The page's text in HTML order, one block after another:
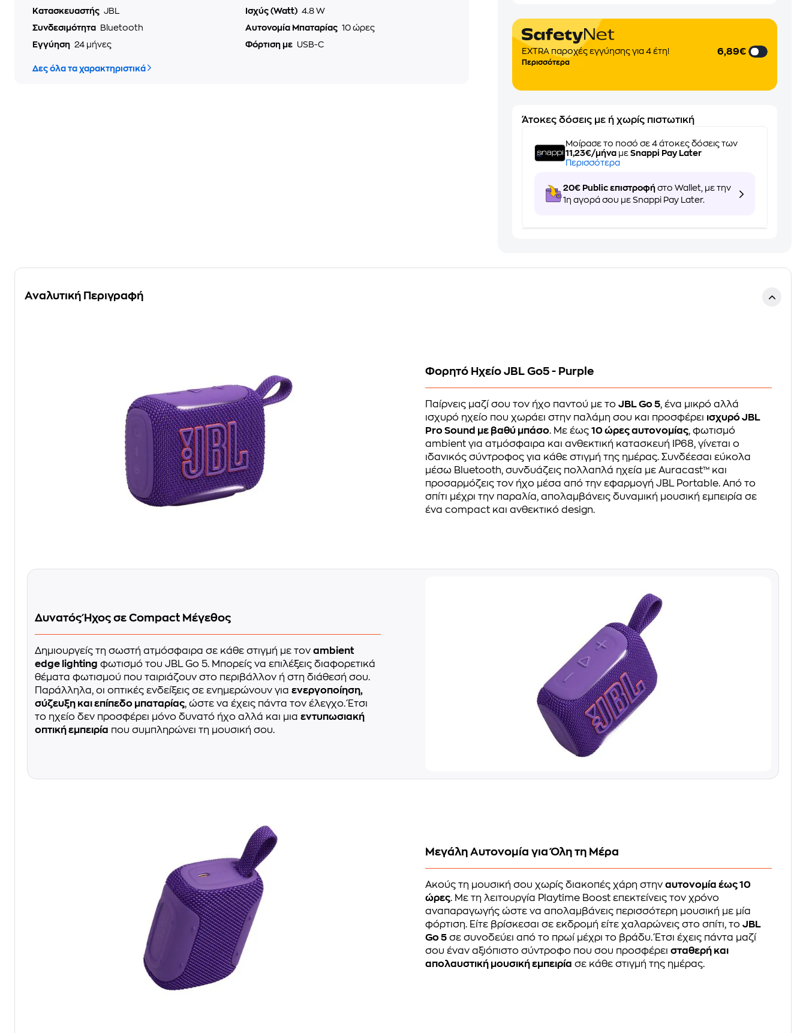
Κατασκευαστής JBL Ισχύς (Watt) 4.8 W
Συνδεσιμότητα
Bluetooth Αυτονομία Μπαταρίας 10 ώρες
Εγγύηση 24 μήνες Φόρτιση με USB-C
Δες όλα τα χαρακτηριστικά
EXTRA παροχές εγγύησης για 4 έτη!
Περισσότερα
6,89€
Άτοκες δόσεις με ή χωρίς πιστωτική
Μοίρασε το ποσό σε 4 άτοκες δόσεις των
11,23€/μήνα μεSnappi Pay Later
Περισσότερα
20€ Public επιστροφή στο Wallet, με την
1η αγορά σου με Snappi Pay Later.
Αναλυτική Περιγραφή
Φορητό Ηχείο JBL Go5 - Purple
Παίρνεις μαζί σου τον ήχο παντού με τοJBL Go 5, ένα μικρό αλλά
ισχυρό ηχείο που χωράει στην παλάμη σου και προσφέρει ισχυρό JBL
Pro Sound με βαθύ μπάσο. Με έως10 ώρες αυτονομίας, φωτισμό
ambient για ατμόσφαιρα και ανθεκτική κατασκευή IP68, γίνεται ο
ιδανικός σύντροφος για κάθε στιγμή της ημέρας. Συνδέεσαι εύκολα
μέσω Bluetooth, συνδυάζεις πολλαπλά ηχεία με Auracast™ και
προσαρμόζεις τον ήχο μέσα από την εφαρμογή JBL Portable. Από το
σπίτι μέχρι την παραλία, απολαμβάνεις δυναμική μουσική εμπειρία σε
ένα compact και ανθεκτικό design.
Δυνατός Ήχος σε Compact Μέγεθος
Δημιουργείς τη σωστή ατμόσφαιρα σε κάθε στιγμή με τον ambient
edge lighting φωτισμό του JBL Go 5. Μπορείς να επιλέξεις διαφορετικά
θέματα φωτισμού που ταιριάζουν στο περιβάλλον ή στη διάθεσή σου.
Παράλληλα, οι οπτικές ενδείξεις σε ενημερώνουν για ενεργοποίηση,
σύζευξη και επίπεδο μπαταρίας, ώστε να έχεις πάντα τον έλεγχο. Έτσι
το ηχείο δεν προσφέρει μόνο δυνατό ήχο αλλά και μια εντυπωσιακή
οπτική εμπειρία που συμπληρώνει τη μουσική σου.
Μεγάλη Αυτονομία για Όλη τη Μέρα
Ακούς τη μουσική σου χωρίς διακοπές χάρη στηναυτονομία έως 10
ώρες. Με τη λειτουργία Playtime Boost επεκτείνεις τον χρόνο
αναπαραγωγής ώστε να απολαμβάνεις περισσότερη μουσική με μία
φόρτιση. Είτε βρίσκεσαι σε εκδρομή είτε χαλαρώνεις στο σπίτι, τοJBL
Go 5 σε συνοδεύει από το πρωί μέχρι το βράδυ. Έτσι έχεις πάντα μαζί
σου έναν αξιόπιστο σύντροφο που σου προσφέρεισταθερή και
απολαυστική μουσική εμπειρία σε κάθε στιγμή της ημέρας.